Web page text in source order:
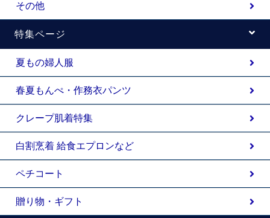
その他
特集ページ
夏もの婦人服
春夏もんぺ・作務衣パンツ
クレープ肌着特集
白割烹着 給食エプロンなど
ペチコート
贈り物・ギフト